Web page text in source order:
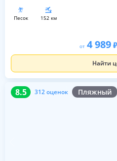
песок 152 км
от 4 989
Найти
8.5 312 оценок Пляжный
8.5 312 оценок